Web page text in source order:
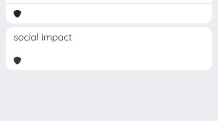
social impact